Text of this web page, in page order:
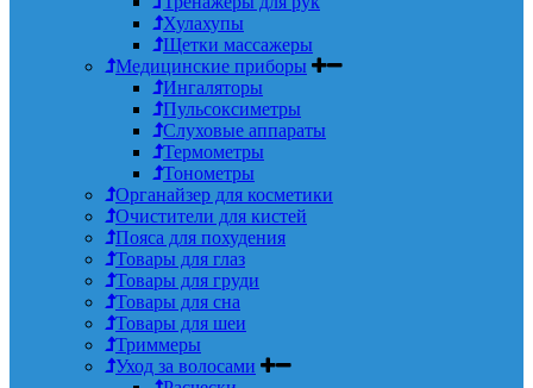
Хулахупы
Щетки массажеры
Медицинские приборы
Ингаляторы
Пульсоксиметры
Слуховые аппараты
Термометры
Тонометры
Органайзер для косметики
Очистители для кистей
Пояса для похудения
Товары для глаз
Товары для груди
Товары для сна
Товары для шеи
Триммеры
Уход за волосами